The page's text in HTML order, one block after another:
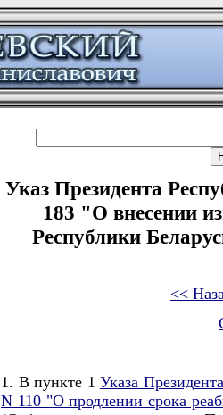
Указ Президента
183 "О внесении
Республики
<<
1. В пункте 1 Указа
N 110 "О продлении срока